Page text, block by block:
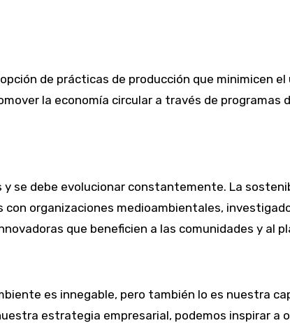
de prácticas de producción que minimicen
la economía circular a través de
se debe evolucionar constantemente. La
con organizaciones medioambientales,
que beneficien a las comunidades y al
es innegable, pero también lo es nuestra
estrategia empresarial, podemos inspirar